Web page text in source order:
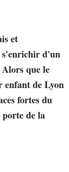
et
d'un
que le
enfant de Lyon
fortes du
de la